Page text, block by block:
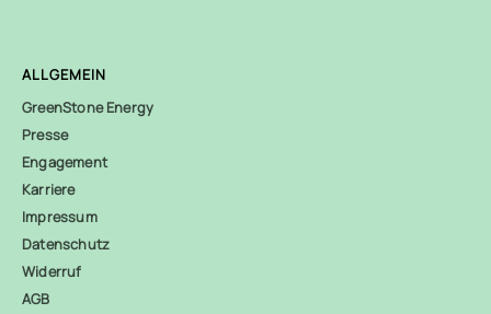
ALLGEMEIN
GreenStone Energy
Presse
Engagement
Karriere
Impressum
Datenschutz
Widerruf
AGB